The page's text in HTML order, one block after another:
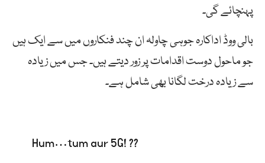
پہنچائے گی۔
بالی ووڈ اداکارہ جوہی چاولہ ان چند فنکاروں میں سے ایک ہیں
جو ماحول دوست اقدامات پر زور دیتے ہیں۔ جس میں زیادہ
سے زیادہ درخت لگانا بھی شامل ہے۔
Hum…tum aur 5G! ??